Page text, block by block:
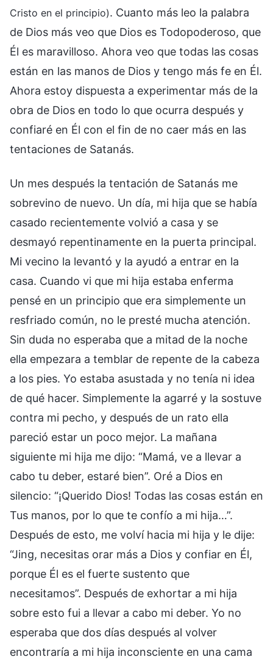
Cristo en el principio). Cuanto más leo la palabra
de Dios más veo que Dios es Todopoderoso, que
Él es maravilloso. Ahora veo que todas las cosas
están en las manos de Dios y tengo más fe en Él.
Ahora estoy dispuesta a experimentar más de la
obra de Dios en todo lo que ocurra después y
confiaré en Él con el fin de no caer más en las
tentaciones de Satanás.
Un mes después la tentación de Satanás me
sobrevino de nuevo. Un día, mi hija que se había
casado recientemente volvió a casa y se
desmayó repentinamente en la puerta principal.
Mi vecino la levantó y la ayudó a entrar en la
casa. Cuando vi que mi hija estaba enferma
pensé en un principio que era simplemente un
resfriado común, no le presté mucha atención.
Sin duda no esperaba que a mitad de la noche
ella empezara a temblar de repente de la cabeza
a los pies. Yo estaba asustada y no tenía ni idea
de qué hacer. Simplemente la agarré y la sostuve
contra mi pecho, y después de un rato ella
pareció estar un poco mejor. La mañana
siguiente mi hija me dijo: “Mamá, ve a llevar a
cabo tu deber, estaré bien”. Oré a Dios en
silencio: “¡Querido Dios! Todas las cosas están en
Tus manos, por lo que te confío a mi hija…”.
Después de esto, me volví hacia mi hija y le dije:
“Jing, necesitas orar más a Dios y confiar en Él,
porque Él es el fuerte sustento que
necesitamos”. Después de exhortar a mi hija
sobre esto fui a llevar a cabo mi deber. Yo no
esperaba que dos días después al volver
encontraría a mi hija inconsciente en una cama